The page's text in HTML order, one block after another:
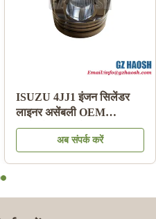
ISUZU 4JJ1 इंजन सिलेंडर
लाइनर असेंबली OEM
रिप्लेसमेंट 3 महीने की वारंटी
अब संपर्क करें